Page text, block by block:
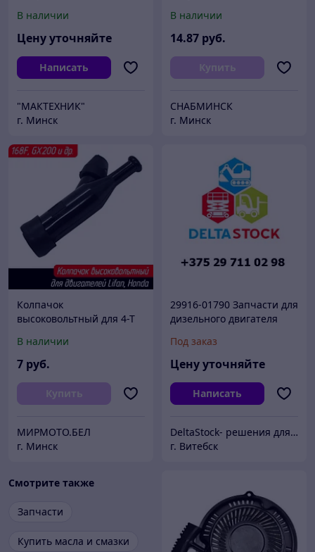
В наличии
Цену уточняйте
Написать
"МАКТЕХНИК"
г. Минск
двигателей, 1 л
В наличии
14.87 руб.
Купить
СНАБМИНСК
г. Минск
Колпачок
высоковольтный для 4-Т
Китай. Артикул 261056
В наличии
7 руб.
Купить
МИРМОТО.БЕЛ
г. Минск
29916-01790 Запчасти для
дизельного двигателя
(2991601790)
Под заказ
Цену уточняйте
Написать
DeltaStock- решения для складской техники.
г. Витебск
Смотрите также
Запчасти
Купить масла и смазки